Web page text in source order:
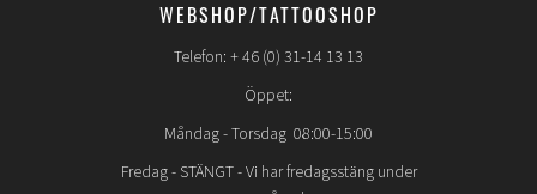
WEBSHOP/TATTOOSHOP
Telefon: + 46 (0) 31-14 13 13
Öppet:
Måndag - Torsdag 08:00-15:00
Fredag - STÄNGT- Vi har fredagsstäng under